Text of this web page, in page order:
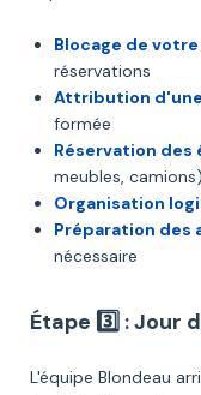
Blocage de
réservations
Attribution
formée
Réservation
meubles, camions)
Organisation
Préparation des
nécessaire
Étape 3️⃣ : Jour
L'équipe Blondeau